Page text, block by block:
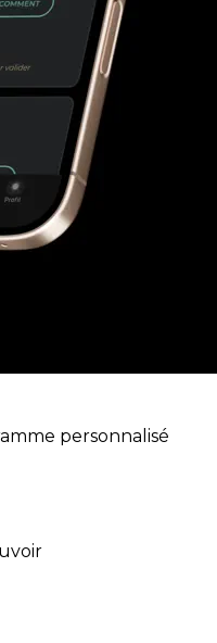
personnalisé